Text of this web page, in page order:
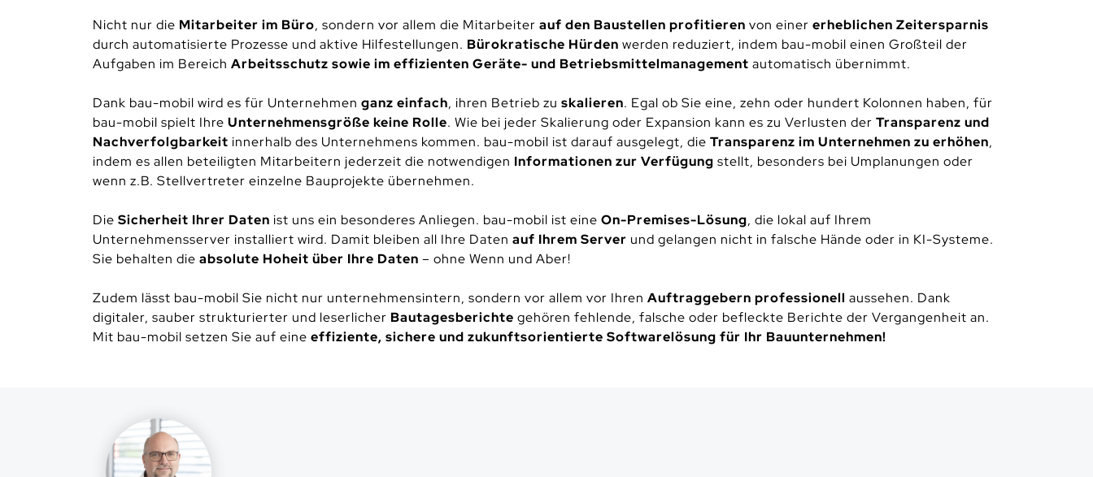
Nicht nur die Mitarbeiter im Büro, sondern vor allem die Mitarbeiter auf den Baustellen profitieren von einer erheblichen Zeitersparnis
durch automatisierte Prozesse und aktive Hilfestellungen. Bürokratische Hürden werden reduziert, indem bau-mobil einen Großteil der
Aufgaben im Bereich Arbeitsschutz sowie im effizienten Geräte- und Betriebsmittelmanagement automatisch übernimmt.
Dank bau-mobil wird es für Unternehmen ganz einfach, ihren Betrieb zu skalieren. Egal ob Sie eine, zehn oder hundert Kolonnen haben, für
bau-mobil spielt Ihre Unternehmensgröße keine Rolle. Wie bei jeder Skalierung oder Expansion kann es zu Verlusten der Transparenz und
Nachverfolgbarkeit innerhalb des Unternehmens kommen. bau-mobil ist darauf ausgelegt, die Transparenz im Unternehmen zu erhöhen,
indem es allen beteiligten Mitarbeitern jederzeit die notwendigen Informationen zur Verfügung stellt, besonders bei Umplanungen oder
wenn z.B. Stellvertreter einzelne Bauprojekte übernehmen.
Die Sicherheit Ihrer Daten ist uns ein besonderes Anliegen. bau-mobil ist eine On-Premises-Lösung, die lokal auf Ihrem
Unternehmensserver installiert wird. Damit bleiben all Ihre Daten auf Ihrem Server und gelangen nicht in falsche Hände oder in KI-Systeme.
Sie behalten die absolute Hoheit über Ihre Daten – ohne Wenn und Aber!
Zudem lässt bau-mobil Sie nicht nur unternehmensintern, sondern vor allem vor Ihren Auftraggebern professionell aussehen. Dank
digitaler, sauber strukturierter und leserlicher Bautagesberichte gehören fehlende, falsche oder befleckte Berichte der Vergangenheit an.
Mit bau-mobil setzen Sie auf eine effiziente, sichere und zukunftsorientierte Softwarelösung für Ihr Bauunternehmen!